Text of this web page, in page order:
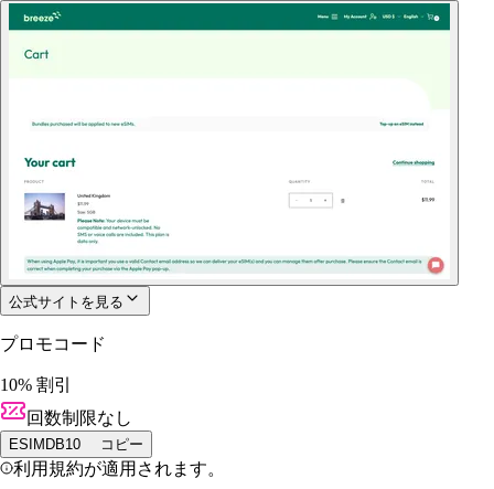
公式サイトを見る
プロモコード
10% 割引
回数制限なし
ESIMDB10 コピー
利用規約が適用されます。